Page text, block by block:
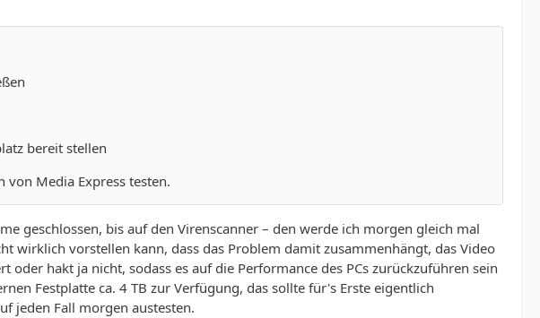
bereit stellen
Media Express testen.
geschlossen, bis auf den Virenscanner – den werde ich morgen gleich mal
wirklich vorstellen kann, dass das Problem damit zusammenhängt, das Video
hakt ja nicht, sodass es auf die Performance des PCs zurückzuführen sein
Festplatte ca. 4 TB zur Verfügung, das sollte für's Erste eigentlich
jeden Fall morgen austesten.